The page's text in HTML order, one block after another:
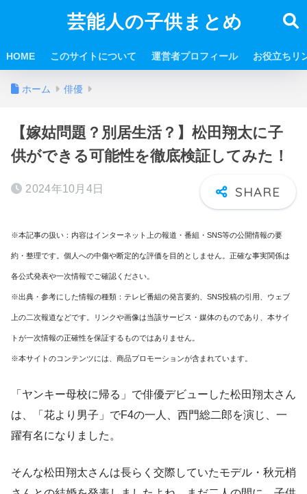
芸能人の子供まとめ
HOME このサイトについて 運営者プロフィール お役立ちリ
ホーム 俳優
【嫁姑問題？別居生活？】松田翔太に子
供ができる可能性を徹底検証してみた！
2024年10月4日
※本記事の扱い：内容はインターネット上の報道・番組・SNS等の公開情報の要
約・整理です。個人への中傷や断定的な評価を目的としません。正確な事実関係は
各公式発表や一次情報でご確認ください。
※出典・参考にした情報の種類：テレビ番組の発言要約、SNS投稿の引用、ウェブ
上の二次報道などです。リンクや画像は当該サービス・媒体のものであり、本サイ
トが一次情報の正確性を保証するものではありません。
※本サイトのコンテンツには、商品プロモーションが含まれています。
「ヤンキー母校に帰る」で俳優デビューした松田翔太さん
は、
「花より男子」でF4の一人、西門総二郎を演じ、一
躍有名になりました。
そんな松田翔太さんは長らく交際していたモデル・秋元梢